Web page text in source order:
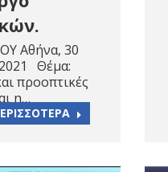
Αθήνα, 30
Θέμα:
προοπτικές
η…